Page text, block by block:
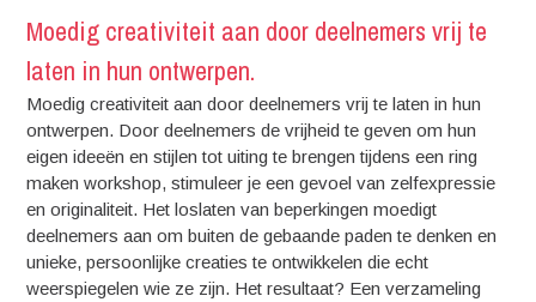
Moedig creativiteit aan door deelnemers vrij te
laten in hun ontwerpen.
Moedig creativiteit aan door deelnemers vrij te laten in hun
ontwerpen. Door deelnemers de vrijheid te geven om hun
eigen ideeën en stijlen tot uiting te brengen tijdens een ring
maken workshop, stimuleer je een gevoel van zelfexpressie
en originaliteit. Het loslaten van beperkingen moedigt
deelnemers aan om buiten de gebaande paden te denken en
unieke, persoonlijke creaties te ontwikkelen die echt
weerspiegelen wie ze zijn. Het resultaat? Een verzameling